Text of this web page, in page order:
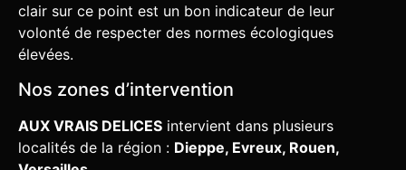
clair sur ce point est un bon indicateur de leur
volonté de respecter des normes écologiques
élevées.
Nos zones d’intervention
AUX VRAIS DELICES intervient dans plusieurs
localités de la région : Dieppe, Evreux, Rouen,